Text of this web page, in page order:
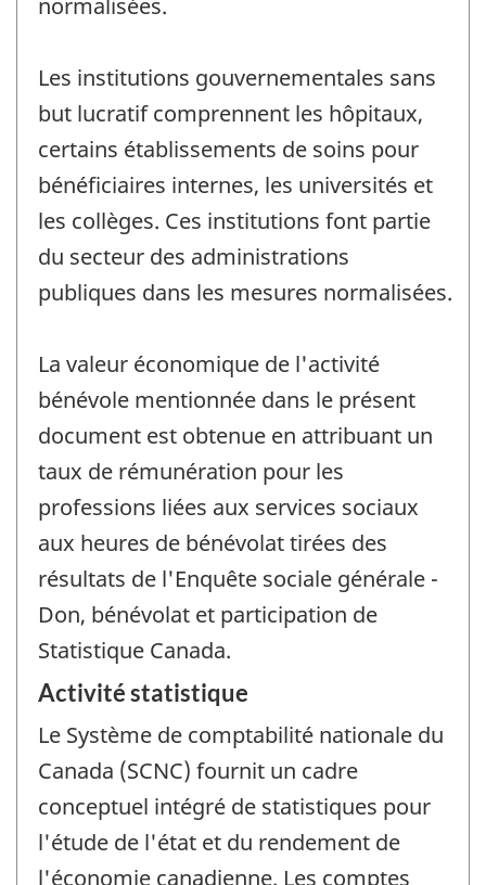
Les institutions gouvernementales sans
but lucratif comprennent les hôpitaux,
certains établissements de soins pour
bénéficiaires internes, les universités et
les collèges. Ces institutions font partie
du secteur des administrations
publiques dans les mesures normalisées.
La valeur économique de l'activité
bénévole mentionnée dans le présent
document est obtenue en attribuant un
taux de rémunération pour les
professions liées aux services sociaux
aux heures de bénévolat tirées des
résultats de l'Enquête sociale générale -
Don, bénévolat et participation de
Statistique Canada.
Activité statistique
Le Système de comptabilité nationale du
Canada (SCNC) fournit un cadre
conceptuel intégré de statistiques pour
l'étude de l'état et du rendement de
l'économie canadienne. Les comptes